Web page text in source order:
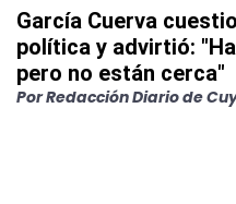
García Cuerva
política y advirtió:
pero no están cerca"
PorRedacción Diario de